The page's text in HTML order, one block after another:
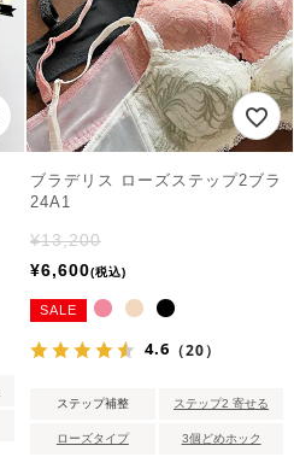
ブラデリス ローズステップ2ブラ
24A1
¥13,200
¥6,600 税込
SALE
4.6 （20）
ステップ補整 ステップ2 寄せる
ローズタイプ 3個どめホック